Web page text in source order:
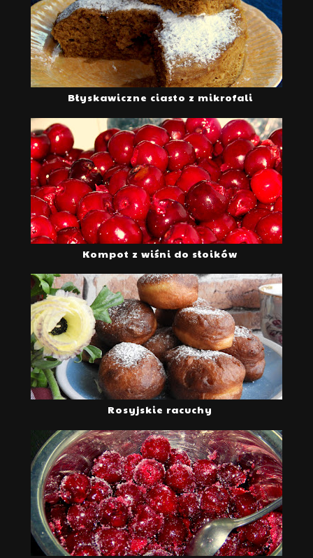
Błyskawiczne ciasto z mikrofali
Kompot z wiśni do słoików
Rosyjskie racuchy